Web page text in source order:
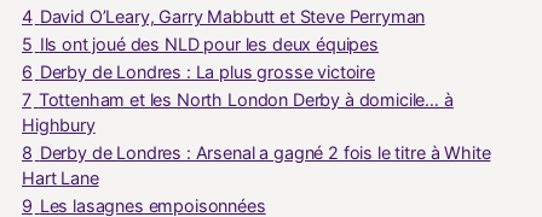
4 David O’Leary, Garry Mabbutt et Steve Perryman
5 Ils ont joué des NLD pour les deux équipes
6 Derby de Londres : La plus grosse victoire
7 Tottenham et les North London Derby à domicile… à
Highbury
8 Derby de Londres : Arsenal a gagné 2 fois le titre à White
Hart Lane
9 Les lasagnes empoisonnées